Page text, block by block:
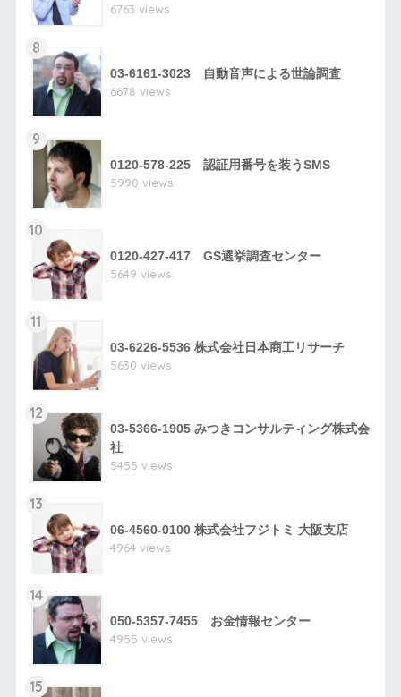
6763 views
8
03-6161-3023 自動音声による世論調査
6678 views
9
0120-578-225 認証用番号を装うSMS
5990 views
10
0120-427-417 GS選挙調査センター
5649 views
11
03-6226-5536 株式会社日本商工リサーチ
5630 views
12
03-5366-1905 みつきコンサルティング株式会
社
5455 views
13
06-4560-0100 株式会社フジトミ 大阪支店
4964 views
14
050-5357-7455 お金情報センター
4955 views
15